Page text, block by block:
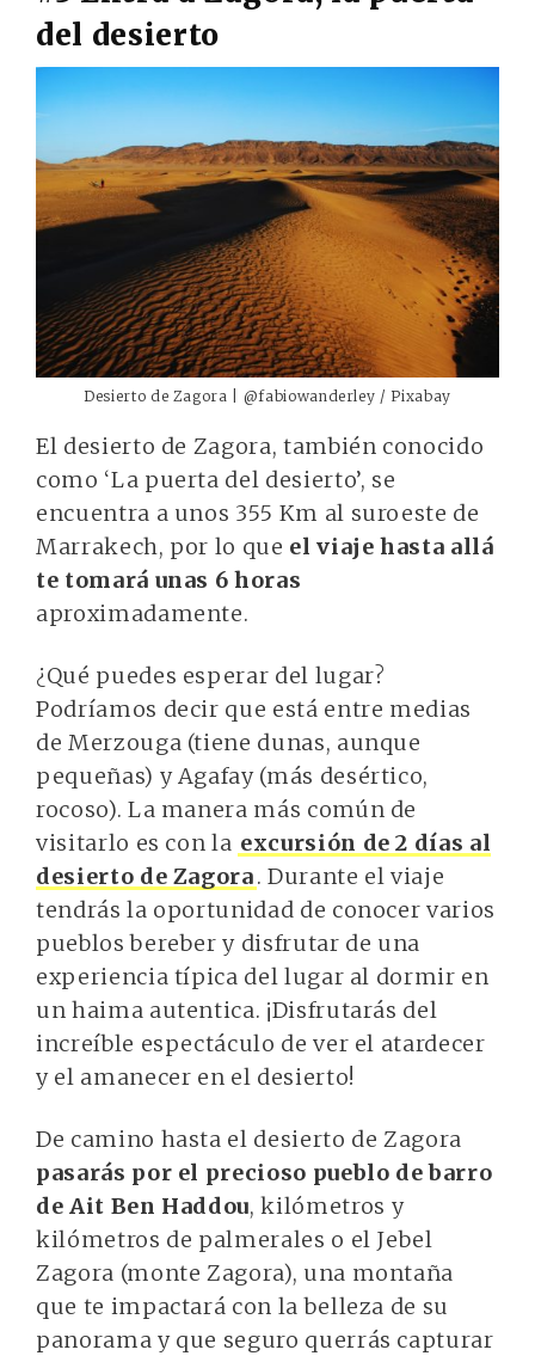
del desierto
Desierto de Zagora | @fabiowanderley / Pixabay
El desierto de Zagora, también conocido
como ‘La puerta del desierto’, se
encuentra a unos 355 Km al suroeste de
Marrakech, por lo que el viaje hasta allá
te tomará unas 6 horas
aproximadamente.
¿Qué puedes esperar del lugar?
Podríamos decir que está entre medias
de Merzouga (tiene dunas, aunque
pequeñas) y Agafay (más desértico,
rocoso). La manera más común de
visitarlo es con la excursión de 2 días al
desierto de Zagora. Durante el viaje
tendrás la oportunidad de conocer varios
pueblos bereber y disfrutar de una
experiencia típica del lugar al dormir en
un haima autentica. ¡Disfrutarás del
increíble espectáculo de ver el atardecer
y el amanecer en el desierto!
De camino hasta el desierto de Zagora
pasarás por el precioso pueblo de barro
de Ait Ben Haddou, kilómetros y
kilómetros de palmerales o el Jebel
Zagora (monte Zagora), una montaña
que te impactará con la belleza de su
panorama y que seguro querrás capturar